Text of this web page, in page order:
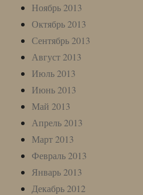
Ноябрь 2013
Октябрь 2013
Сентябрь 2013
Август 2013
Июль 2013
Июнь 2013
Май 2013
Апрель 2013
Март 2013
Февраль 2013
Январь 2013
Декабрь 2012